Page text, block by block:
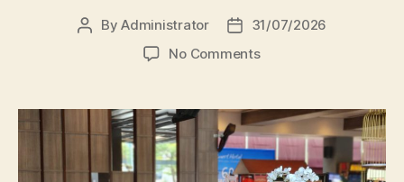
PostByAdministrator
Post
date
31/07/2026
No Commentson
Banjir,
Alih
Fungsi
Lahan